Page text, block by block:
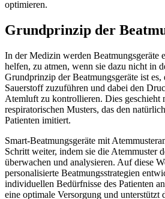
optimieren.
Grundprinzip der
In der Medizin werden Beatmungsgeräte
helfen, zu atmen, wenn sie dazu nicht in
Grundprinzip der Beatmungsgeräte ist
Sauerstoff zuzuführen und dabei den
Atemluft zu kontrollieren. Dies geschieht
respiratorischen Musters, das den
Patienten imitiert.
Smart-Beatmungsgeräte mit
Schritt weiter, indem sie die Atemmuster
überwachen und analysieren. Auf diese
personalisierte Beatmungsstrategien
individuellen Bedürfnisse des Patienten
eine optimale Versorgung und unterstützt